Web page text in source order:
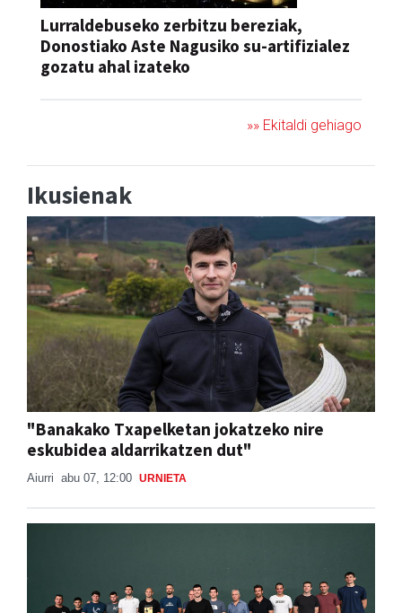
Lurraldebuseko zerbitzu bereziak,
Donostiako Aste Nagusiko su-artifizialez
gozatu ahal izateko
»» Ekitaldi gehiago
Ikusienak
"Banakako Txapelketan jokatzeko nire
eskubidea aldarrikatzen dut"
Aiurri abu 07, 12:00 URNIETA